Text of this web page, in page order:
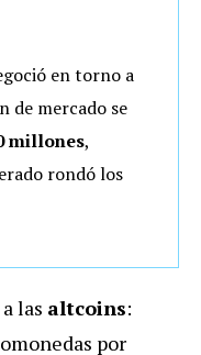
en torno a
de mercado se
millones,
rondó los
las altcoins:
por